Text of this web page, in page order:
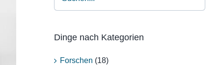
Dinge nach Kategorien
Forschen (18)